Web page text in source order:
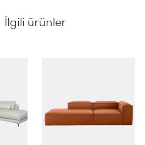
İlgili ürünler